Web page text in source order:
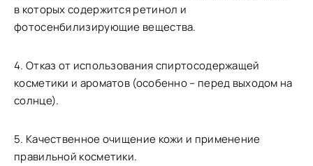
в которых содержится ретинол и
фотосенбилизирующие вещества.
4. Отказ от использования спиртосодержащей
косметики и ароматов (особенно – перед выходом на
солнце).
5. Качественное очищение кожи и применение
правильной косметики.